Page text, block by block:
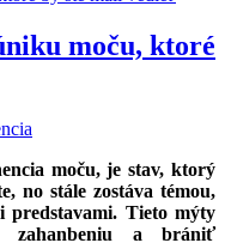
moču, ktoré
moču, je stav, ktorý
no stále zostáva témou,
Tieto mýty
zahanbeniu a brániť